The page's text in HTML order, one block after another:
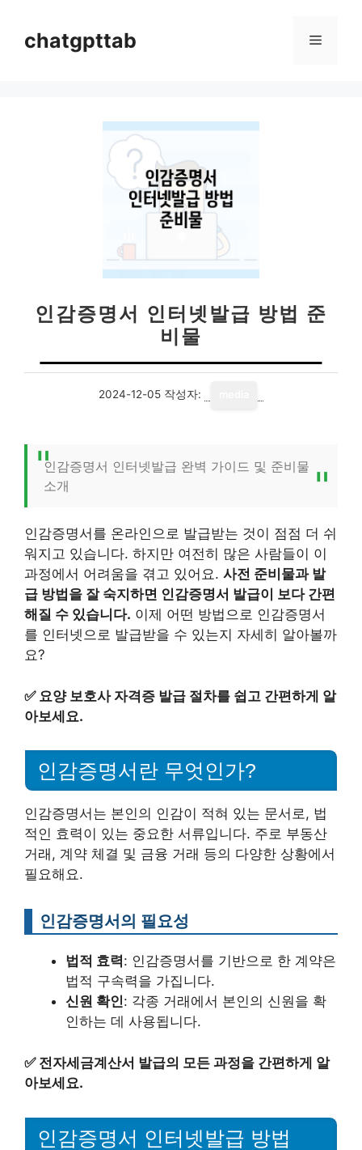
chatgpttab 메
인감증명서 인터넷발급 방법 준
비물
2024-12-05 작성자:
인감증명서 인터넷발급 완벽 가이드 및 준비물
소개
인감증명서를 온라인으로 발급받는 것이 점점 더 쉬
워지고 있습니다. 하지만 여전히 많은 사람들이 이
과정에서 어려움을 겪고 있어요. 사전 준비물과 발
급 방법을 잘 숙지하면 인감증명서 발급이 보다 간편
해질 수 있습니다. 이제 어떤 방법으로 인감증명서
를 인터넷으로 발급받을 수 있는지 자세히 알아볼까
요?
✅ 요양 보호사 자격증 발급 절차를 쉽고 간편하게 알
아보세요.
인감증명서란 무엇인가?
인감증명서는 본인의 인감이 적혀 있는 문서로, 법
적인 효력이 있는 중요한 서류입니다. 주로 부동산
거래, 계약 체결 및 금융 거래 등의 다양한 상황에서
필요해요.
인감증명서의 필요성
법적 효력: 인감증명서를 기반으로 한 계약은
법적 구속력을 가집니다.
신원 확인: 각종 거래에서 본인의 신원을 확
인하는 데 사용됩니다.
✅ 전자세금계산서 발급의 모든 과정을 간편하게 알
아보세요.
인감증명서 인터넷발급 방법